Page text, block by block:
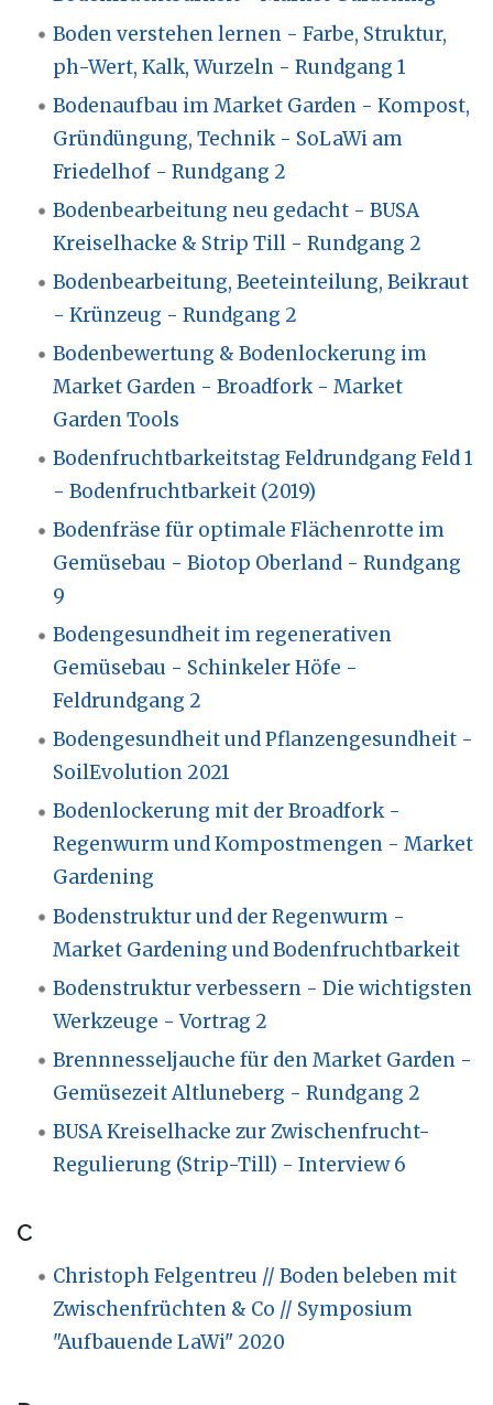
Boden verstehen lernen - Farbe, Struktur,
ph-Wert, Kalk, Wurzeln - Rundgang 1
Bodenaufbau im Market Garden - Kompost,
Gründüngung, Technik - SoLaWi am
Friedelhof - Rundgang 2
Bodenbearbeitung neu gedacht - BUSA
Kreiselhacke & Strip Till - Rundgang 2
Bodenbearbeitung, Beeteinteilung, Beikraut
- Krünzeug - Rundgang 2
Bodenbewertung & Bodenlockerung im
Market Garden - Broadfork - Market
Garden Tools
Bodenfruchtbarkeitstag Feldrundgang Feld 1
- Bodenfruchtbarkeit (2019)
Bodenfräse für optimale Flächenrotte im
Gemüsebau - Biotop Oberland - Rundgang
9
Bodengesundheit im regenerativen
Gemüsebau - Schinkeler Höfe -
Feldrundgang 2
Bodengesundheit und Pflanzengesundheit -
SoilEvolution 2021
Bodenlockerung mit der Broadfork -
Regenwurm und Kompostmengen - Market
Gardening
Bodenstruktur und der Regenwurm -
Market Gardening und Bodenfruchtbarkeit
Bodenstruktur verbessern - Die wichtigsten
Werkzeuge - Vortrag 2
Brennnesseljauche für den Market Garden -
Gemüsezeit Altluneberg - Rundgang 2
BUSA Kreiselhacke zur Zwischenfrucht-
Regulierung (Strip-Till) - Interview 6
C
Christoph Felgentreu // Boden beleben mit
Zwischenfrüchten & Co // Symposium
"Aufbauende LaWi" 2020